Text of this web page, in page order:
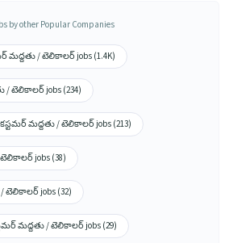
other Popular Companies
మద్దతు / టెలికాలర్ jobs (1.4K)
/ టెలికాలర్ jobs (234)
మద్దతు / టెలికాలర్ jobs (213)
jobs (38)
టెలికాలర్ jobs (32)
మద్దతు / టెలికాలర్ jobs (29)